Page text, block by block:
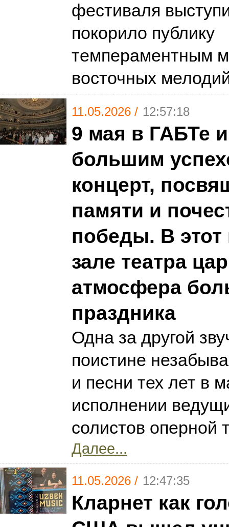
фестиваля
покорило публику
темпераментным
восточных
11.05.2026 / 12:57:18
9 мая в ГАБТе
большим
концерт,
памяти и
победы. В этот
зале театра
атмосфера
праздника
Одна за другой
поистине
и песни тех лет в
исполнении
солистов оперной
Далее...
11.05.2026 / 12:47:35
Кларнет как